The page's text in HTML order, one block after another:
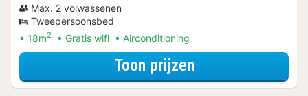
Max. 2 volwassenen
Tweepersoonsbed
18m2 Gratis wifi Airconditioning
Toon prijzenvoor Ontdek de